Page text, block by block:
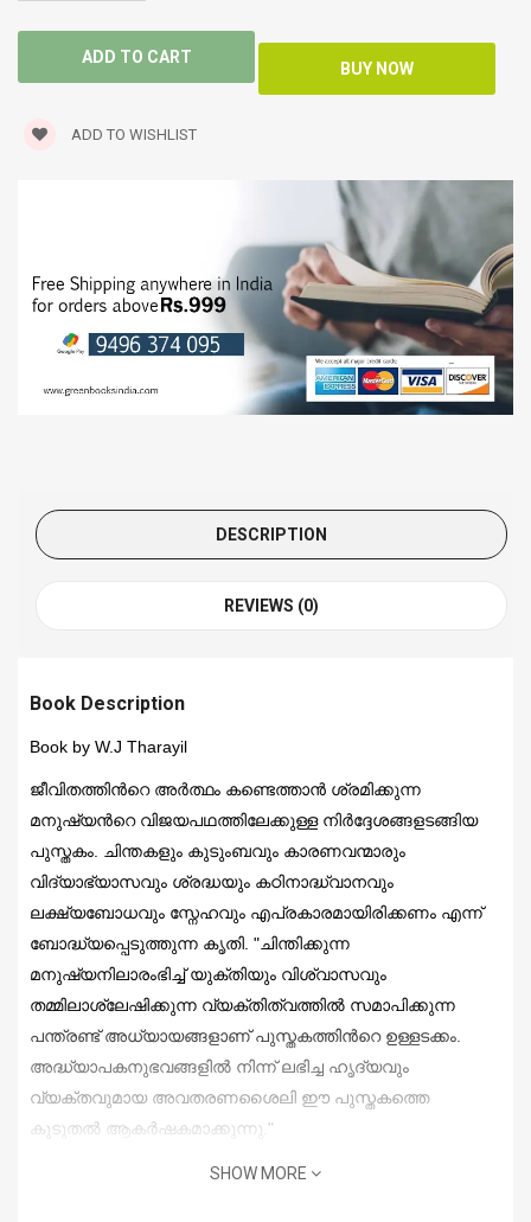
ADD TO WISHLIST
DESCRIPTION
REVIEWS (0)
Book Description
Book by W.J Tharayil
ജീവിതത്തിന്‍റെ അര്‍ത്ഥം കണ്ടെത്താന്‍ ശ്രമിക്കുന്ന
മനുഷ്യന്‍റെ വിജയപഥത്തിലേക്കുള്ള നിര്‍ദ്ദേശങ്ങളടങ്ങിയ
പുസ്തകം. ചിന്തകളും കുടുംബവും കാരണവന്മാരും
വിദ്യാഭ്യാസവും ശ്രദ്ധയും കഠിനാദ്ധ്വാനവും
ലക്ഷ്യബോധവും സ്നേഹവും എപ്രകാരമായിരിക്കണം എന്ന്
ബോദ്ധ്യപ്പെടുത്തുന്ന കൃതി. "ചിന്തിക്കുന്ന
മനുഷ്യനിലാരംഭിച്ച് യുക്തിയും വിശ്വാസവും
തമ്മിലാശ്ലേഷിക്കുന്ന വ്യക്തിത്വത്തില്‍ സമാപിക്കുന്ന
പന്ത്രണ്ട് അധ്യായങ്ങളാണ് പുസ്തകത്തിന്‍റെ ഉള്ളടക്കം.
അദ്ധ്യാപകനുഭവങ്ങളില്‍ നിന്ന് ലഭിച്ച ഹൃദ്യവും
വ്യക്തവുമായ അവതരണശൈലി ഈ പുസ്തകത്തെ
കൂടുതല്‍ ആകര്‍ഷകമാക്കുന്നു."
SHOW MORE